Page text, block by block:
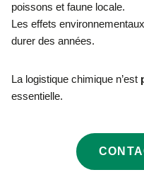
poissons et faune locale.
Les effets
durer des années.
La logistique chimique n’est
essentielle.